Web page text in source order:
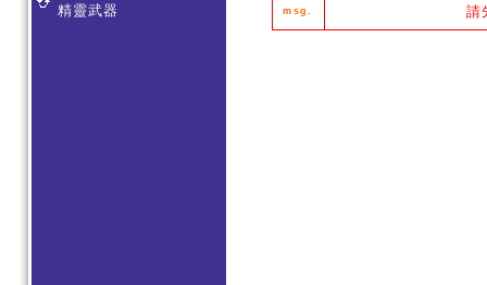
精靈武器
msg. 請